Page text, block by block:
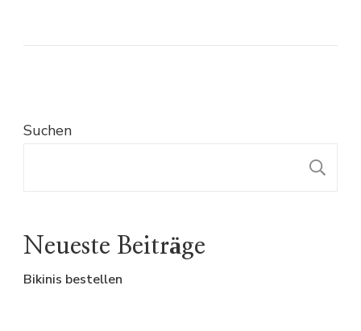
Suchen
Neueste Beiträge
Bikinis bestellen